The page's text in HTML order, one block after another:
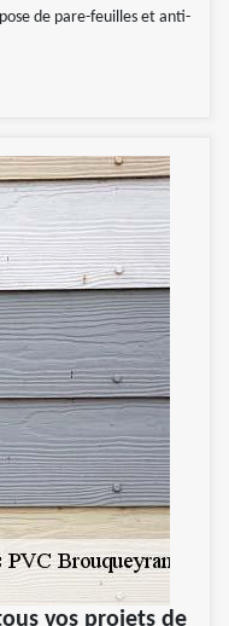
de pare-feuilles et anti-
vos projets de